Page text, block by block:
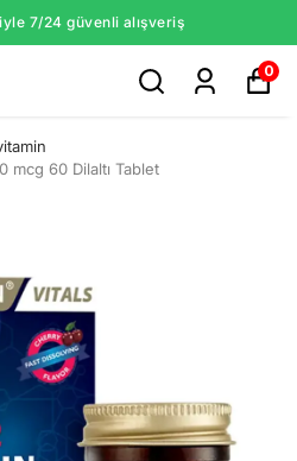
7/24 güvenli alışveriş
0
mcg 60 Dilaltı Tablet